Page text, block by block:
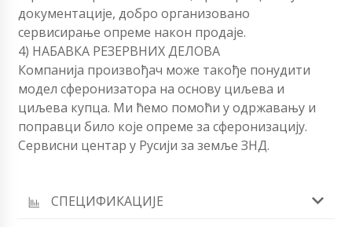
документације, добро организовано
сервисирање опреме након продаје.
4) НАБАВКА РЕЗЕРВНИХ ДЕЛОВА
Компанија произвођач може такође понудити
модел сферонизатора на основу циљева и
циљева купца. Ми ћемо помоћи у одржавању и
поправци било које опреме за сферонизацију.
Сервисни центар у Русији за земље ЗНД.
СПЕЦИФИКАЦИЈЕ